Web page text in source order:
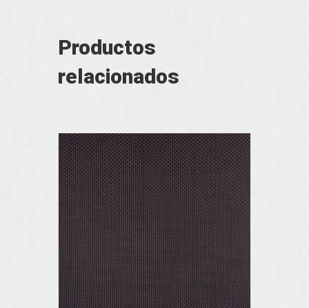
Productos
relacionados